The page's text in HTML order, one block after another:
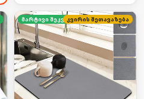
მარტივი შეკვეთა
კვირის შეთავაზება